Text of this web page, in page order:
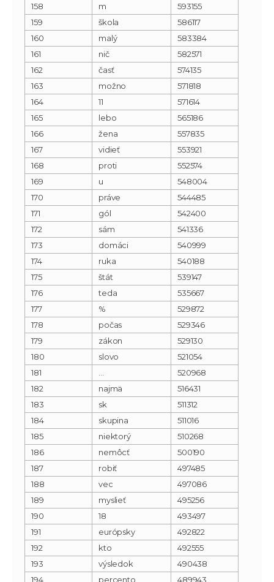
158
m
593155
159
škola
586117
160
malý
583384
161
nič
582571
162
časť
574135
163
možno
571818
164
11
571614
165
lebo
565186
166
žena
557835
167
vidieť
553921
168
proti
552574
169
u
548004
170
práve
544485
171
gól
542400
172
sám
541336
173
domáci
540999
174
ruka
540188
175
štát
539147
176
teda
535667
177
%
529872
178
počas
529346
179
zákon
529130
180
slovo
521054
181
520968
182
najmä
516431
183
sk
511312
184
skupina
511016
185
niektorý
510268
186
nemôcť
500190
187
robiť
497485
188
vec
497086
189
myslieť
495256
190
18
493497
191
európsky
492822
192
kto
492555
193
výsledok
490438
194
percento 489943